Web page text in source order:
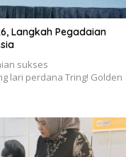
Langkah Pegadaian
sukses
lari perdana Tring! Golden